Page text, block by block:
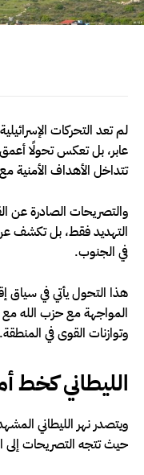
لم تعد التحركات
عابر، بل تعكس تحولًا أعمق
تتداخل الأهداف الأمنية
والتصريحات الصادرة عن
التهديد فقط، بل تكشف
في الجنوب.
هذا التحول يأتي في سياق
المواجهة مع حزب الله مع
وتوازنات القوى في المنطقة.
الليطاني كخط
ويتصدر نهر الليطاني
حيث تتجه التصريحات إلى